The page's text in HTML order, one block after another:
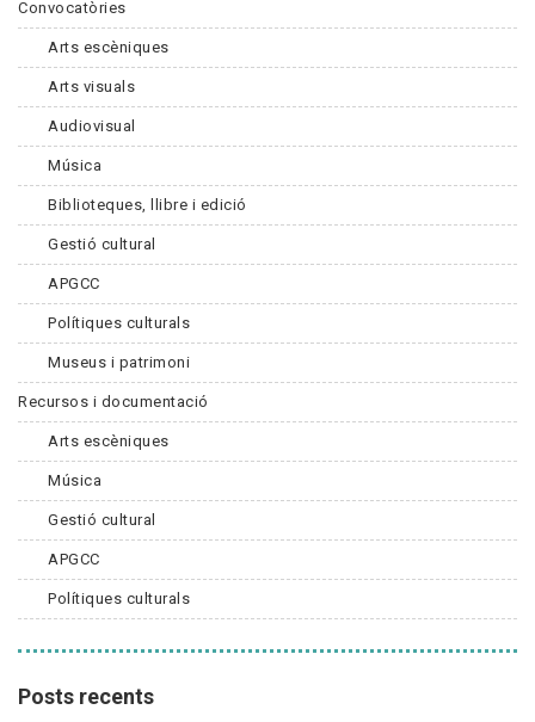
Convocatòries
Arts escèniques
Arts visuals
Audiovisual
Música
Biblioteques, llibre i edició
Gestió cultural
APGCC
Polítiques culturals
Museus i patrimoni
Recursos i documentació
Arts escèniques
Música
Gestió cultural
APGCC
Polítiques culturals
Posts recents